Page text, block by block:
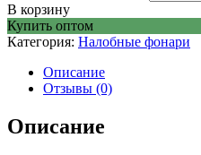
В корзину
Купить оптом
Категория: Налобные фонари
Описание
Отзывы (0)
Описание